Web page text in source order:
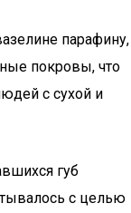
парафину,
покровы, что
с сухой и
губ
с целью